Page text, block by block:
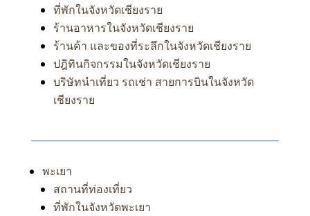
ที่พักในจังหวัดเชียงราย
ร้านอาหารในจังหวัดเชียงราย
ร้านค้า และของที่ระลึกในจังหวัดเชียงราย
ปฎิทินกิจกรรมในจังหวัดเชียงราย
บริษัทนำเที่ยว รถเช่า สายการบินในจังหวัด
เชียงราย
พะเยา
สถานที่ท่องเที่ยว
ที่พักในจังหวัดพะเยา